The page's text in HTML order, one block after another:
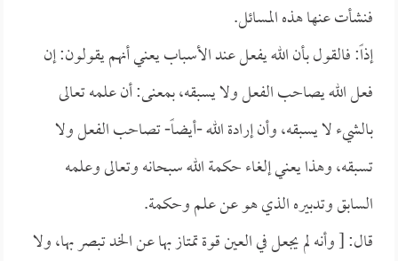
فنشأت عنها هذه المسائل.
إذاً: فالقول بأن الله يفعل عند الأسباب يعني أنهم يقولون: إن
فعل الله يصاحب الفعل ولا يسبقه، بمعنى: أن علمه تعالى
بالشيء لا يسبقه، وأن إرادة الله -أيضاً- تصاحب الفعل ولا
تسبقه، وهذا يعني إلغاء حكمة الله سبحانه وتعالى وعلمه
السابق وتدبيره الذي هو عن علم وحكمة.
قال: [ وأنه لم يجعل في العين قوة تمتاز بها عن الخد تبصر بها، ولا